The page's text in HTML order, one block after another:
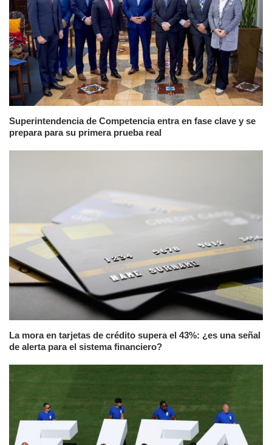
Superintendencia de Competencia entra en fase clave y se
prepara para su primera prueba real
La mora en tarjetas de crédito supera el 43%: ¿es una señal
de alerta para el sistema financiero?